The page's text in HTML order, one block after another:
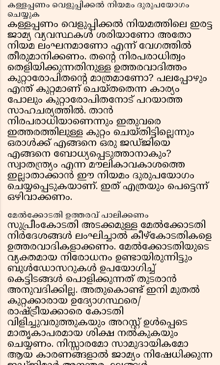
കള്ളപ്പണം വെളുപ്പിക്കല്‍ നിയമം ദുരുപയോഗം
ചെയ്യുക
കള്ളപ്പണം വെളുപ്പിക്കല്‍ നിയമത്തിലെ ഇരട്ട
ജാമ്യ വ്യവസ്ഥകള്‍ ശരിയാണോ അതോ
നിയമ ലംഘനമാണോ എന്ന് വേഗത്തില്‍
തീരുമാനിക്കണം. തന്റെ നിരപരാധിത്വം
തെളിയിക്കുന്നതിനുള്ള ഉത്തരവാദിത്തം
കുറ്റാരോപിതന്റെ മാത്രമാണോ? പലപ്പോഴും
എന്ത് കുറ്റമാണ് ചെയ്തതെന്ന കാര്യം
പോലും കുറ്റാരോപിതനോട് പറയാത്ത
സാഹചര്യത്തില്‍. താന്‍
നിരപരാധിയാണെന്നും ഇതുവരെ
ഇത്തരത്തിലുള്ള കുറ്റം ചെയ്തിട്ടില്ലെന്നും
ഒരാള്‍ക്ക് എങ്ങനെ ഒരു ജഡ്ജിയെ
എങ്ങനെ ബോധ്യപ്പെടുത്താനാകും?
സ്വാതന്ത്ര്യം എന്ന മൗലികാവകാശത്തെ
ഇല്ലാതാക്കാന്‍ ഈ നിയമം ദുരുപയോഗം
ചെയ്യപ്പെടുകയാണ്. ഇത് എത്രയും പെട്ടെന്ന്
ഒഴിവാക്കണം.
മേല്‍ക്കോടതി ഉത്തരവ് പാലിക്കണം
സുപ്രീംകോടതി അടക്കമുള്ള മേല്‍ക്കോടതി
നിര്‍ദേശങ്ങള്‍ ലംഘിച്ചാല്‍ കീഴ്കോടതികളെ
ഉത്തരവാദികളാക്കണം. മേല്‍ക്കോടതിയുടെ
വ്യക്തമായ നിരോധനം ഉണ്ടായിരുന്നിട്ടും
ബുള്‍ഡോസറുകള്‍ ഉപയോഗിച്ച്
കെട്ടിടങ്ങള്‍ പൊളിക്കുന്നത് തുടരാന്‍
അനുവദിക്കില്ല. അതുകൊണ്ട് ഇനി മുതല്‍
കുറ്റക്കാരായ ഉദ്യോഗസ്ഥരെ/
രാഷ്ട്രീയക്കാരെ കോടതി
വിളിച്ചുവരുത്തുകയും അറസ്റ്റ് ഉള്‍പ്പെടെ
മാതൃകാപരമായ ശിക്ഷ നല്‍കുകയും
ചെയ്യണം. നിസ്സാരമോ സാമുദായികമോ
ആയ കാരണങ്ങളാല്‍ ജാമ്യം നിഷേധിക്കുന്ന